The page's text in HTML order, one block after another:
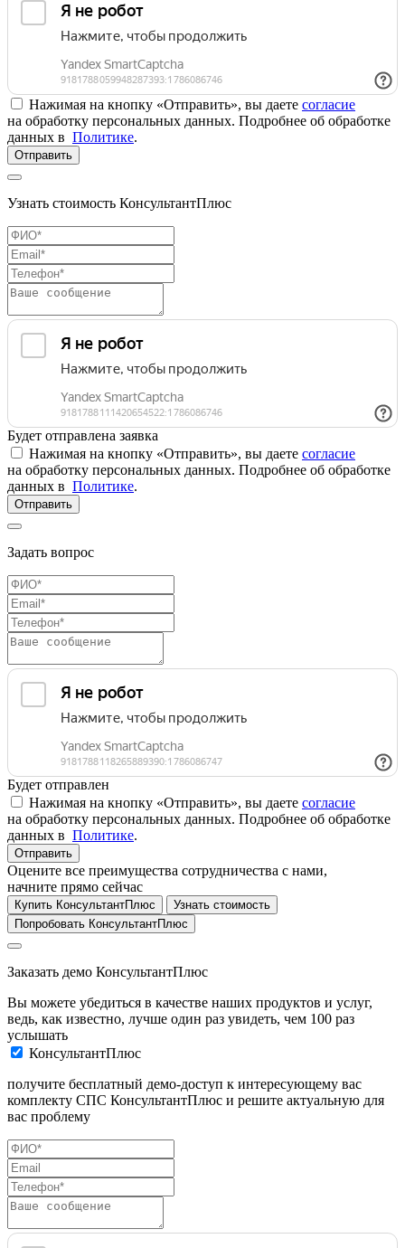
Нажимая на кнопку «Отправить», вы даете согласие
на обработку персональных данных. Подробнее об обработке
данных в Политике.
Отправить
Узнать стоимость КонсультантПлюс
Будет отправлена заявка
Нажимая на кнопку «Отправить», вы даете согласие
на обработку персональных данных. Подробнее об обработке
данных в Политике.
Отправить
Задать вопрос
Будет отправлен
Нажимая на кнопку «Отправить», вы даете согласие
на обработку персональных данных. Подробнее об обработке
данных в Политике.
Отправить
Оцените все преимущества сотрудничества с нами,
начните прямо сейчас
Купить КонсультантПлюс
Узнать стоимость
Попробовать КонсультантПлюс
Заказать демо КонсультантПлюс
Вы можете убедиться в качестве наших продуктов и услуг,
ведь, как известно, лучше один раз увидеть, чем 100 раз
услышать
КонсультантПлюс
получите бесплатный демо-доступ к интересующему вас
комплекту СПС КонсультантПлюс и решите актуальную для
вас проблему